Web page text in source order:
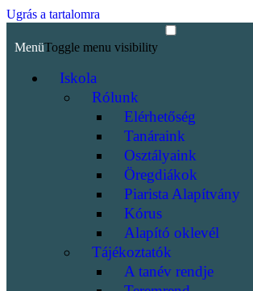
Ugrás a tartalomra
MenüToggle menu visibility
Iskola
Rólunk
Elérhetőség
Tanáraink
Osztályaink
Öregdiákok
Piarista Alapítvány
Kórus
Alapító oklevél
Tájékoztatók
A tanév rendje